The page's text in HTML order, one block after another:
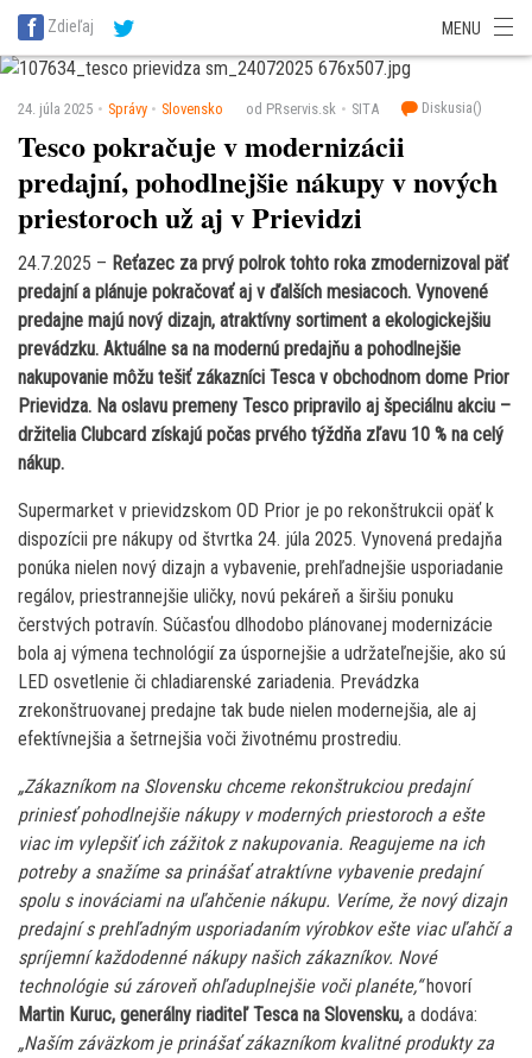
SITA Energetika
SITA Potravinárstvo
Zdieľaj MENU
24. júla 2025 Správy Slovensko od PRservis.sk SITA Diskusia()
Tesco pokračuje v modernizácii
predajní, pohodlnejšie nákupy v nových
priestoroch už aj v Prievidzi
24.7.2025 – Reťazec za prvý polrok tohto roka zmodernizoval päť
predajní a plánuje pokračovať aj v ďalších mesiacoch. Vynovené
predajne majú nový dizajn, atraktívny sortiment a ekologickejšiu
prevádzku. Aktuálne sa na modernú predajňu a pohodlnejšie
nakupovanie môžu tešiť zákazníci Tesca v obchodnom dome Prior
Prievidza. Na oslavu premeny Tesco pripravilo aj špeciálnu akciu –
držitelia Clubcard získajú počas prvého týždňa zľavu 10 % na celý
nákup.
Supermarket v prievidzskom OD Prior je po rekonštrukcii opäť k
dispozícii pre nákupy od štvrtka 24. júla 2025. Vynovená predajňa
ponúka nielen nový dizajn a vybavenie, prehľadnejšie usporiadanie
regálov, priestrannejšie uličky, novú pekáreň a širšiu ponuku
čerstvých potravín. Súčasťou dlhodobo plánovanej modernizácie
bola aj výmena technológií za úspornejšie a udržateľnejšie, ako sú
LED osvetlenie či chladiarenské zariadenia. Prevádzka
zrekonštruovanej predajne tak bude nielen modernejšia, ale aj
efektívnejšia a šetrnejšia voči životnému prostrediu.
„Zákazníkom na Slovensku chceme rekonštrukciou predajní
priniesť pohodlnejšie nákupy v moderných priestoroch a ešte
viac im vylepšiť ich zážitok z nakupovania. Reagujeme na ich
potreby a snažíme sa prinášať atraktívne vybavenie predajní
spolu s inováciami na uľahčenie nákupu. Veríme, že nový dizajn
predajní s prehľadným usporiadaním výrobkov ešte viac uľahčí a
spríjemní každodenné nákupy našich zákazníkov. Nové
technológie sú zároveň ohľaduplnejšie voči planéte,“hovorí
Martin Kuruc, generálny riaditeľ Tesca na Slovensku, a dodáva:
„Naším záväzkom je prinášať zákazníkom kvalitné produkty za